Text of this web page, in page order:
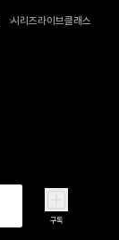
시리즈라이브클래스
구독